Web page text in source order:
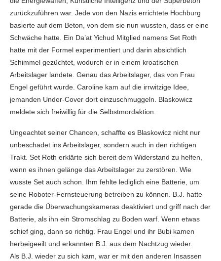
zurückzuführen war. Jede von den Nazis errichtete Hochburg
basierte auf dem Beton, von dem sie nun wussten, dass er eine
Schwäche hatte. Ein Da’at Yichud Mitglied namens Set Roth
hatte mit der Formel experimentiert und darin absichtlich
Schimmel gezüchtet, wodurch er in einem kroatischen
Arbeitslager landete. Genau das Arbeitslager, das von Frau
Engel geführt wurde. Caroline kam auf die irrwitzige Idee,
jemanden Under-Cover dort einzuschmuggeln. Blaskowicz
meldete sich freiwillig für die Selbstmordaktion.
Ungeachtet seiner Chancen, schaffte es Blaskowicz nicht nur
unbeschadet ins Arbeitslager, sondern auch in den richtigen
Trakt. Set Roth erklärte sich bereit dem Widerstand zu helfen,
wenn es ihnen gelänge das Arbeitslager zu zerstören. Wie
wusste Set auch schon. Ihm fehlte lediglich eine Batterie, um
seine Roboter-Fernsteuerung betreiben zu können. B.J. hatte
gerade die Überwachungskameras deaktiviert und griff nach der
Batterie, als ihn ein Stromschlag zu Boden warf. Wenn etwas
schief ging, dann so richtig. Frau Engel und ihr Bubi kamen
herbeigeeilt und erkannten B.J. aus dem Nachtzug wieder.
Als B.J. wieder zu sich kam, war er mit den anderen Insassen